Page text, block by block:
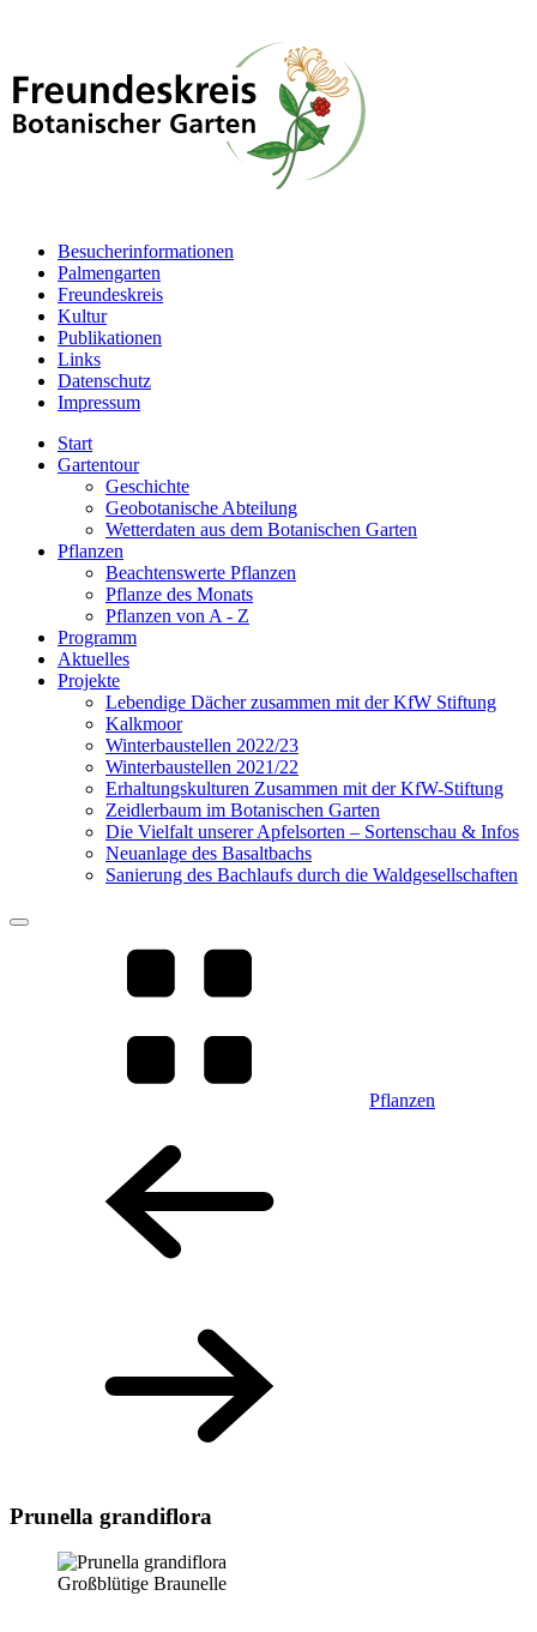
Besucherinformationen
Palmengarten
Freundeskreis
Kultur
Publikationen
Links
Datenschutz
Impressum
Start
Gartentour
Geschichte
Geobotanische Abteilung
Wetterdaten aus dem Botanischen Garten
Pflanzen
Beachtenswerte Pflanzen
Pflanze des Monats
Pflanzen von A - Z
Programm
Aktuelles
Projekte
Lebendige Dächer zusammen mit der KfW Stiftung
Kalkmoor
Winterbaustellen 2022/23
Winterbaustellen 2021/22
Erhaltungskulturen Zusammen mit der KfW-Stiftung
Zeidlerbaum im Botanischen Garten
Die Vielfalt unserer Apfelsorten – Sortenschau & Infos
Neuanlage des Basaltbachs
Sanierung des Bachlaufs durch die Waldgesellschaften
Pflanzen
Prunella grandiflora
Großblütige Braunelle